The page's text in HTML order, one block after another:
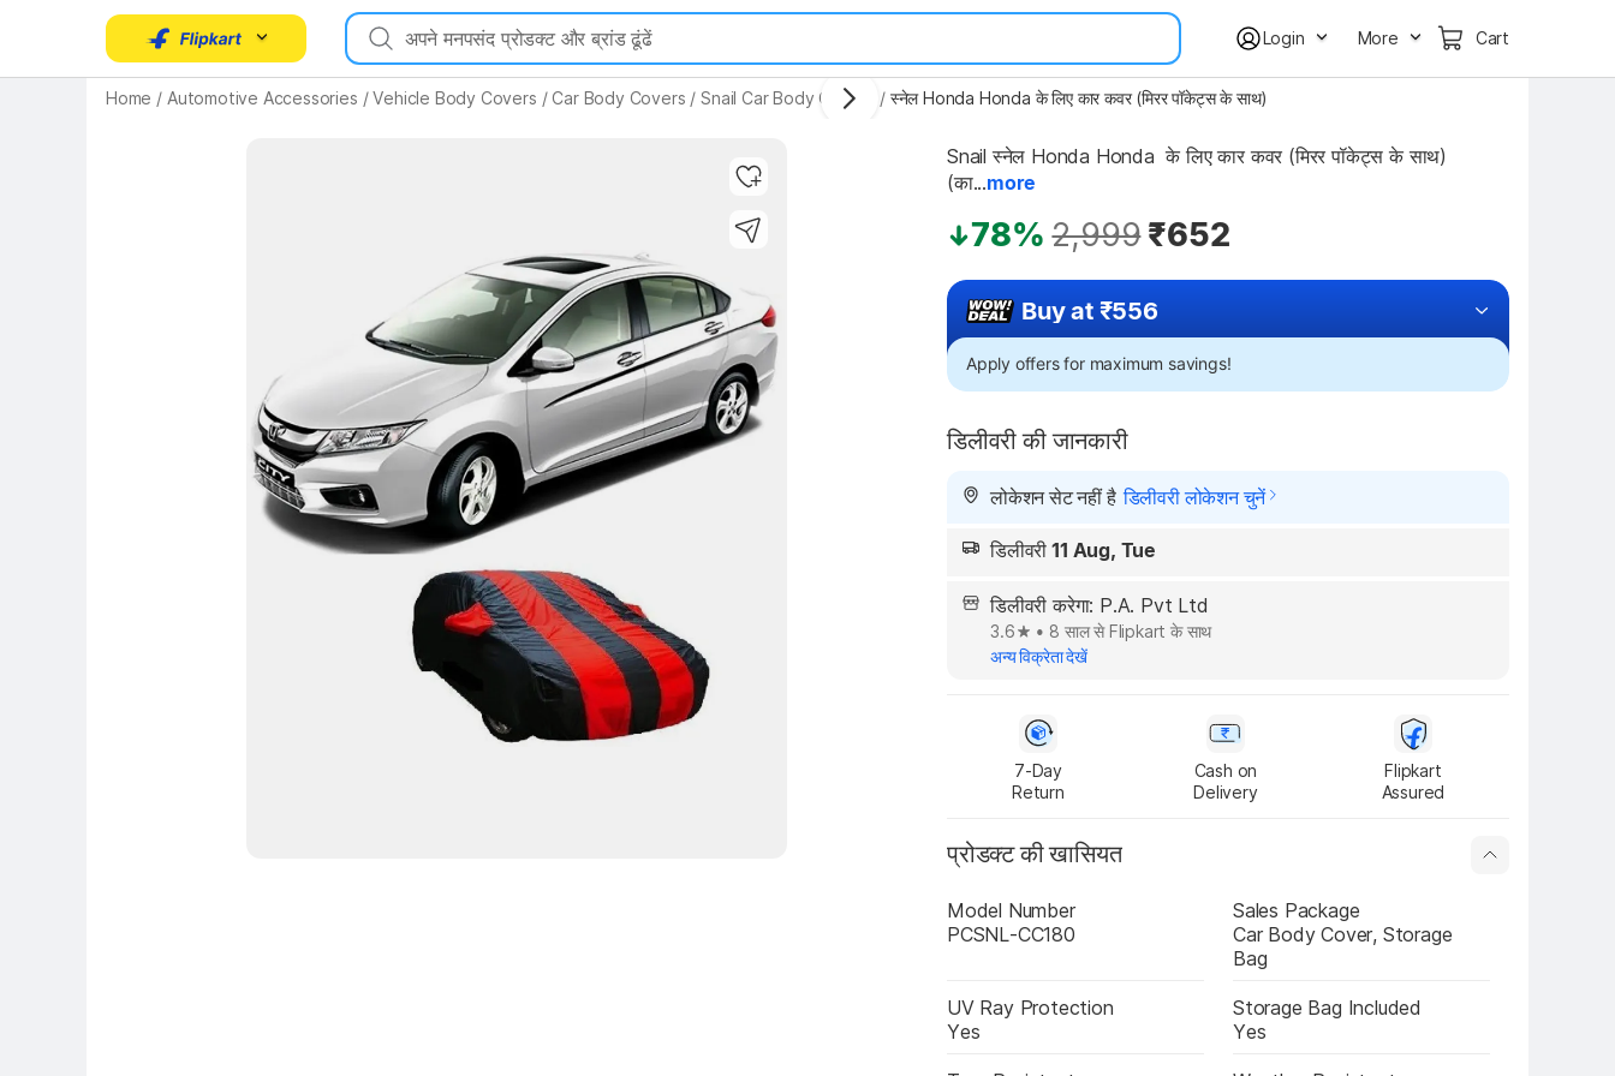
Login More Cart
Home / Automotive Accessories / Vehicle Body Covers / Car Body Covers / Snail Car Body Covers / स्नेल Honda Honda के लिए कार कवर (मिरर पॉकेट्स के साथ)
Snail स्नेल Honda Honda  के लिए कार कवर (मिरर पॉकेट्स के साथ)
(का...more
78% 2,999₹652
Buy at ₹556
Apply offers for maximum savings!
डिलीवरी की जानकारी
लोकेशन सेट नहीं है डिलीवरी लोकेशन चुनें
डिलीवरी 11 Aug, Tue
डिलीवरी करेगा: P.A. Pvt Ltd
3.6 • 8 साल से Flipkart के साथ
अन्य विक्रेता देखें
7-Day
Return
Cash on
Delivery
Flipkart
Assured
प्रोडक्ट की खासियत
Model Number
PCSNL-CC180
Sales Package
Car Body Cover, Storage
Bag
UV Ray Protection
Yes
Storage Bag Included
Yes